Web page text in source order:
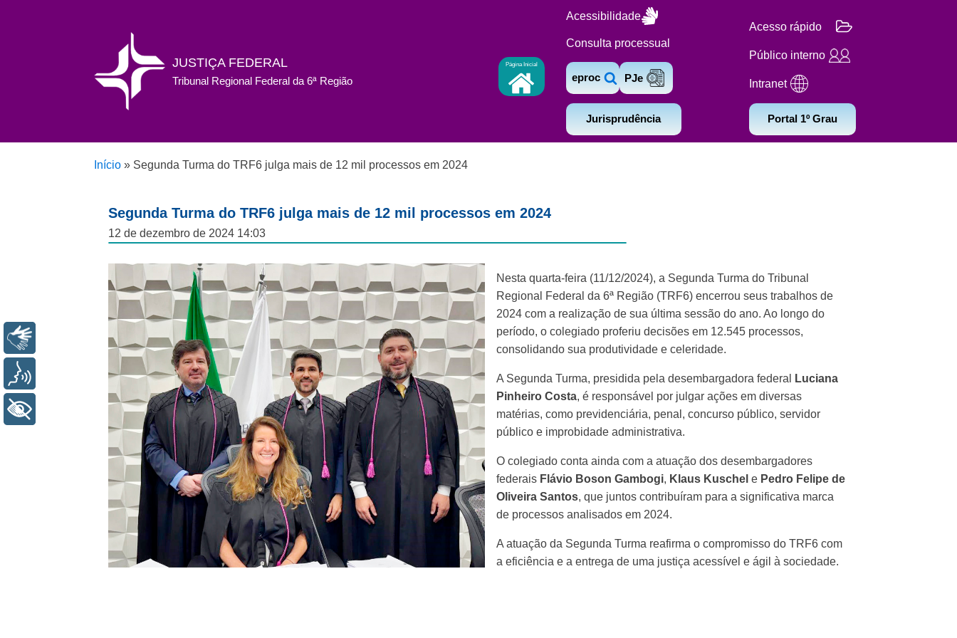
JUSTIÇA FEDERAL
Tribunal Regional Federal da 6ª Região
Página Inicial
Acessibilidade
Consulta processual
eproc PJe
Jurisprudência
Acesso rápido
Público interno
Intranet
Portal 1º Grau
Início » Segunda Turma do TRF6 julga mais de 12 mil processos em 2024
Segunda Turma do TRF6 julga mais de 12 mil processos em 2024
12 de dezembro de 2024 14:03
Nesta quarta-feira (11/12/2024), a Segunda Turma do Tribunal
Regional Federal da 6ª Região (TRF6) encerrou seus trabalhos de
2024 com a realização de sua última sessão do ano. Ao longo do
período, o colegiado proferiu decisões em 12.545 processos,
consolidando sua produtividade e celeridade.
A Segunda Turma, presidida pela desembargadora federal
Luciana
Pinheiro Costa, é responsável por julgar ações em diversas
matérias, como previdenciária, penal, concurso público, servidor
público e improbidade administrativa.
O colegiado conta ainda com a atuação dos desembargadores
federais Flávio Boson Gambogi, Klaus Kuschel e Pedro Felipe de
Oliveira Santos, que juntos contribuíram para a significativa marca
de processos analisados em 2024.
A atuação da Segunda Turma reafirma o compromisso do TRF6 com
a eficiência e a entrega de uma justiça acessível e ágil à sociedade.
+ Acessibilidade